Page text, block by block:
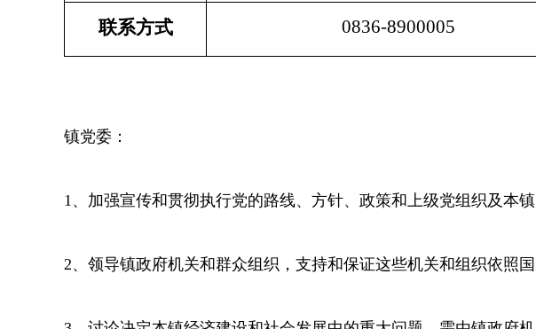
联系方式
0836-8900005
镇党委：
1、加强宣传和贯彻执行党的路线、方针、政策和上级党组织及本
2、领导镇政府机关和群众组织，支持和保证这些机关和组织依照